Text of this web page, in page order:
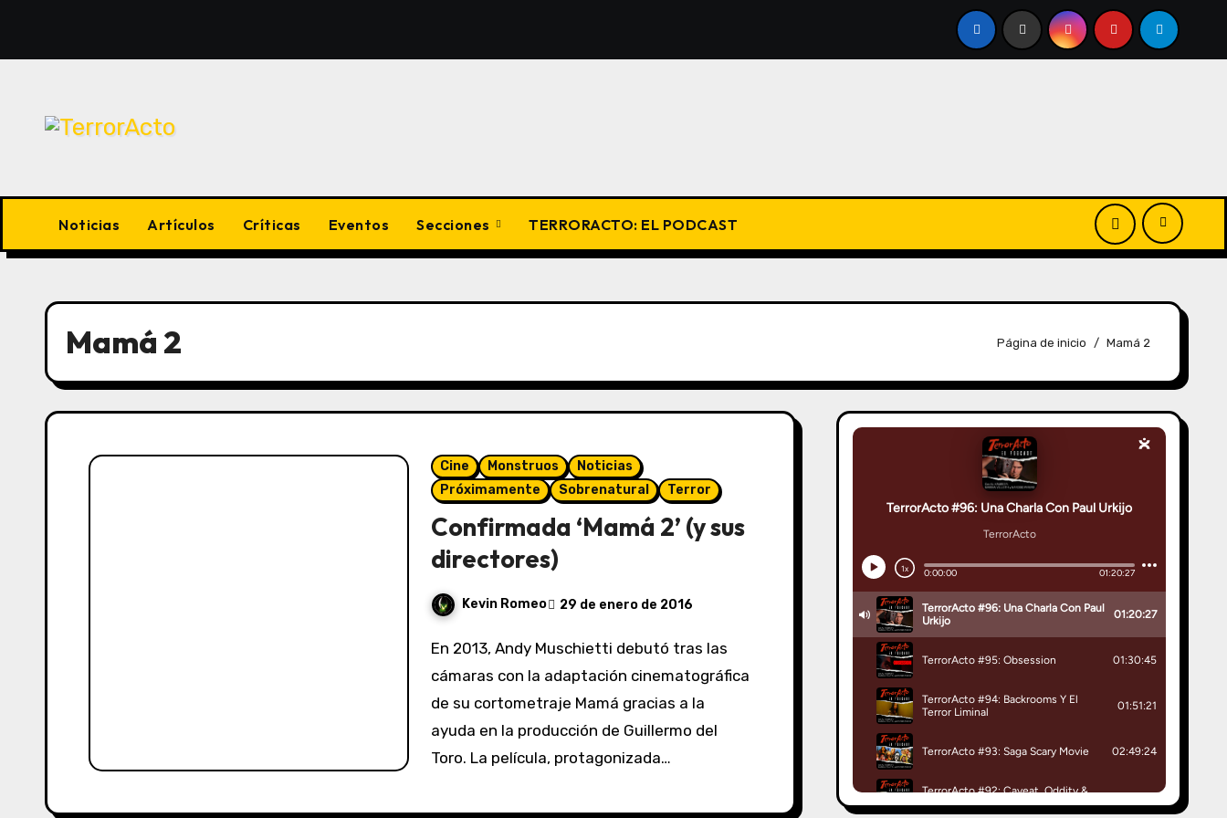
contenido
Noticias Artículos Críticas Eventos Secciones TERRORACTO: EL PODCAST
Mamá 2 Página de inicio Mamá 2
Cine Monstruos
Noticias
Próximamente
Sobrenatural Terror
Confirmada ‘Mamá 2’ (y sus
directores)
Kevin Romeo 29 de enero de 2016
En 2013, Andy Muschietti debutó tras las
cámaras con la adaptación cinematográfica
de su cortometraje Mamá gracias a la
ayuda en la producción de Guillermo del
Toro. La película, protagonizada…